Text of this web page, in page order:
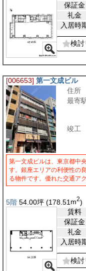
保証金
礼金
入居時
検討
[006653] 第一文成ビル
住所
最寄
竣工
第一文成ビルは、東京都中
す。銀座エリアの利便性の
る物件です。優れた交通ア
5階 54.00坪 (178.51 m2)
賃料
保証金
礼金
入居時
検討